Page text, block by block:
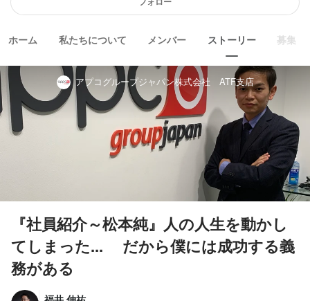
ホーム 私たちについて メンバー ストーリー 募集
アプコグループジャパン株式会社 ATF支店
『社員紹介～松本純』人の人生を動かし
てしまった... だから僕には成功する義
務がある